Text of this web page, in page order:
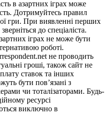
в азартних іграх може
Дотримуйтесь правил
гри. При виявленні перших
до спеціаліста.
іграх не може бути
роботі.
не проводить
гроші, також сайт не
ставок та інших
бути пов’язані з
чи тоталізаторами. Будь-
ресурсі
виключно в